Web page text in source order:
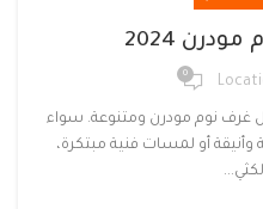
2024
0
نوم مودرن ومتنوعة. سواء
أو لمسات فنية مبتكرة،